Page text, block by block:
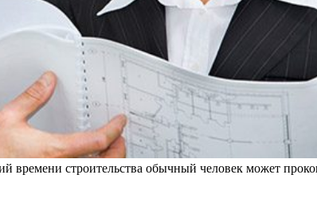
строительства обычный человек может